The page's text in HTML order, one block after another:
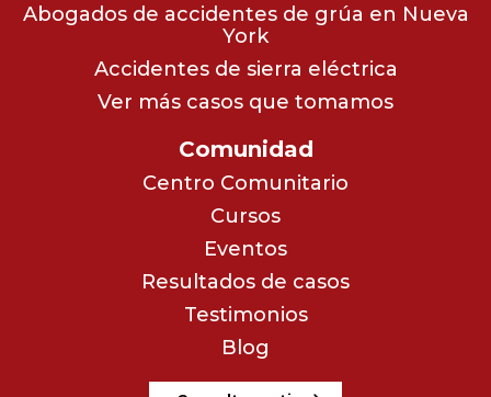
Abogados de accidentes de grúa en Nueva
York
Accidentes de sierra eléctrica
Ver más casos que tomamos
Comunidad
Centro Comunitario
Cursos
Eventos
Resultados de casos
Testimonios
Blog